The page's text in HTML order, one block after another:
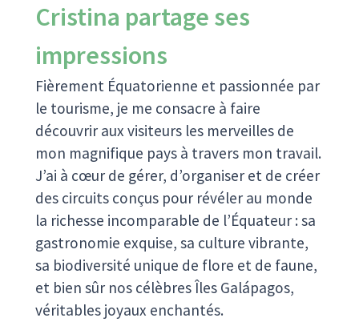
Cristina partage ses
impressions
Fièrement Équatorienne et passionnée par
le tourisme, je me consacre à faire
découvrir aux visiteurs les merveilles de
mon magnifique pays à travers mon travail.
J’ai à cœur de gérer, d’organiser et de créer
des circuits conçus pour révéler au monde
la richesse incomparable de l’Équateur : sa
gastronomie exquise, sa culture vibrante,
sa biodiversité unique de flore et de faune,
et bien sûr nos célèbres Îles Galápagos,
véritables joyaux enchantés.